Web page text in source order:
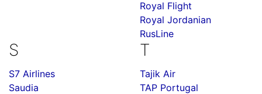
Royal Flight
Royal Jordanian
RusLine
S
S7 Airlines
Saudia
T
Tajik Air
TAP Portugal